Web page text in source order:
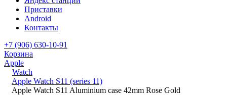
Приставки
Android
Контакты
+7 (906) 630-10-91
Корзина
Apple
Watch
Apple Watch S11 (series 11)
Apple Watch S11 Aluminium case 42mm Rose Gold